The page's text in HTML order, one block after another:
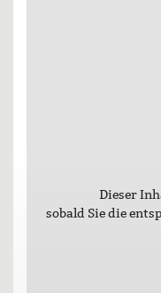
Dieser
sobald Sie die